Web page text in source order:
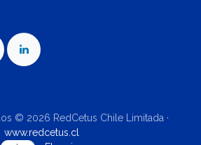
© 2026 RedCetus Chile Limitada ·
www.redcetus.cl